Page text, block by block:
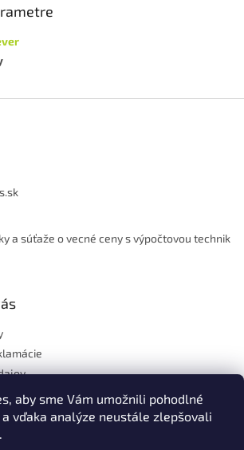
aby sme Vám umožnili pohodlné
vďaka analýze neustále zlepšovali
a súťaže o vecné ceny s výpočtovou technik